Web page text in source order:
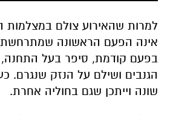
למרות שהאירוע צולם במצלמות
אינה הפעם הראשונה שמתרחשת
בפעם קודמת, סיפר בעל
הגנבים ושילם על הנזק שנגרם.
שונה וייתכן שגם בחוליה אחרת.